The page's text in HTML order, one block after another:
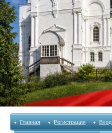
Главная Регистрация Вход